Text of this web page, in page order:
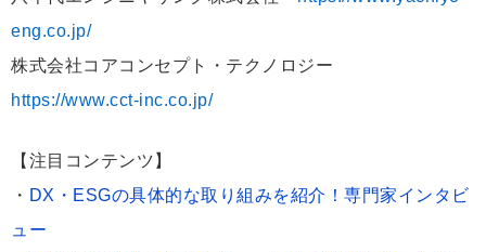
eng.co.jp/
株式会社コアコンセプト・テクノロジー
https://www.cct-inc.co.jp/
【注目コンテンツ】
・ DX・ESGの具体的な取り組みを紹介！専門家インタビ
ュー